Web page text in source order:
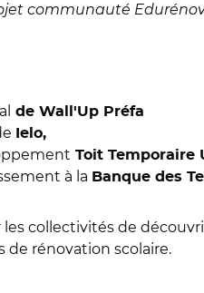
communauté
de Wall'Up Préfa
Ielo,
Toit Temporaire
à la Banque des
collectivités de
de rénovation scolaire.